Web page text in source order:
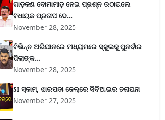
ଗାଡ଼କଣ ବୋମାମାଡ଼ ନେଇ ପ୍ରଶ୍ନ ଉଠାଇଲେ
ବିଧାୟକ ପ୍ରତାପ ଦେ...
November 28, 2025
ବିଭିନ୍ନ ଅଭିଯାନରେ ମାଧ୍ୟମରେ ସ୍କୁଲକୁ ପୁନର୍ବାର
ପିଲାଙ୍କ...
November 28, 2025
SI ସ୍କାମ୍, ଝାରପଡା ଜେଲ୍‌ରେ ସିବିଆଇର ତନାଘନା
November 27, 2025